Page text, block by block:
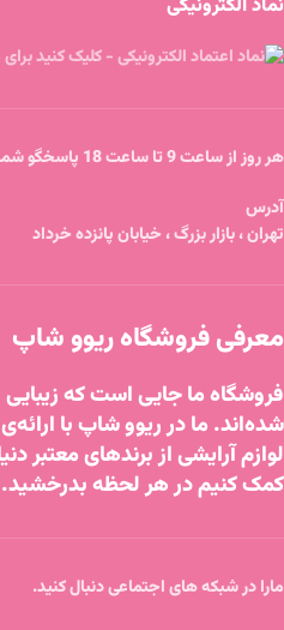
نماد الکترونیکی
هر روز از ساعت 9 تا ساعت 18 پاسخگو شما عزیزان هستیم.
آدرس
تهران ، بازار بزرگ ، خیابان پانزده خرداد
معرفی فروشگاه ریوو شاپ
فروشگاه ما جایی است که
شده‌اند. ما در ریوو شاپ با
لوازم آرایشی از برندهای معتبر
کمک کنیم در هر لحظه بدرخشید.
مارا در شبکه های اجتماعی دنبال کنید.